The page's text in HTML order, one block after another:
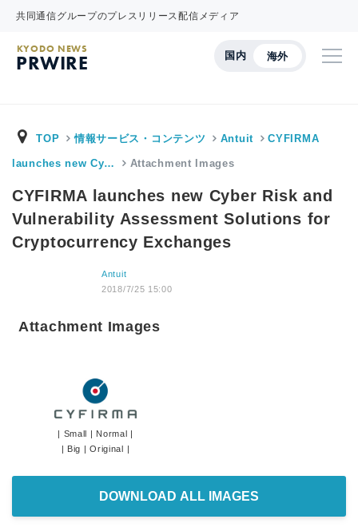
共同通信グループのプレスリリース配信メディア
国内 海外
KYODO NEWS
PRWIRE
TOP 情報サービス・コンテンツ Antuit CYFIRMA
launches new Cy… Attachment Images
CYFIRMA launches new Cyber Risk and
Vulnerability Assessment Solutions for
Cryptocurrency Exchanges
Antuit
2018/7/25 15:00
Attachment Images
| Small | Normal |
| Big |Original |
DOWNLOAD ALL IMAGES